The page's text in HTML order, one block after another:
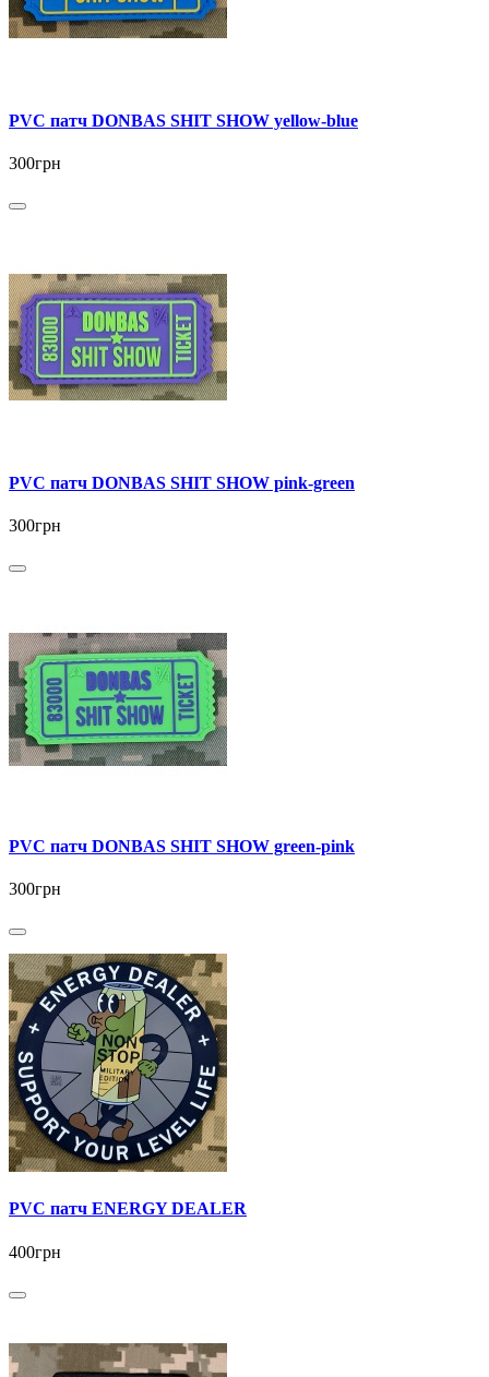
PVC патч DONBAS SHIT SHOW yellow-blue
300грн
PVC патч DONBAS SHIT SHOW pink-green
300грн
PVC патч DONBAS SHIT SHOW green-pink
300грн
PVC патч ENERGY DEALER
400грн